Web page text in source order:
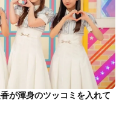
が渾身のツッコミを入れて